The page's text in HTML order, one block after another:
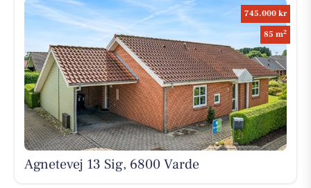
745.000 kr
85 m2
Agnetevej 13 Sig, 6800 Varde